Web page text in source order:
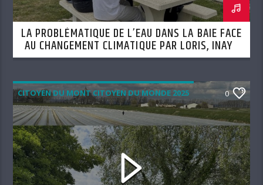
LA PROBLÉMATIQUE DE L’EAU DANS LA BAIE FACE
AU CHANGEMENT CLIMATIQUE PAR LORIS, INAYA
ET LYSSANDRE (SEMAINE DU 6 AOÛT)
CITOYEN DU MONT CITOYEN DU MONDE 2025 0